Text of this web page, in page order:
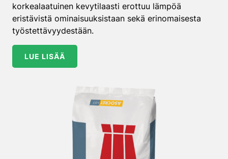
korkealaatuinen kevytilaasti erottuu lämpöä
eristävistä ominaisuuksistaan sekä erinomaisesta
työstettävyydestään.
LUE LISÄÄ